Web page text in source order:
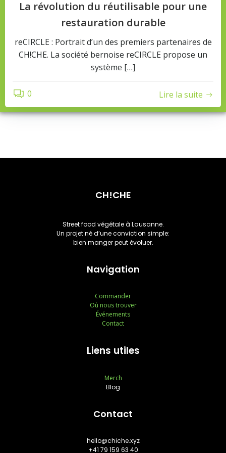
La révolution du réutilisable pour une
restauration durable
reCIRCLE : Portrait d’un des premiers partenaires de
CH!CHE. La société bernoise reCIRCLE propose un
système […]
0 Lire la suite
CH!CHE
Navigation
Liens utiles
Contact
Street food végétale à Lausanne.
Un projet né d’une conviction simple:
bien manger peut évoluer.
Commander
Où nous trouver
Événements
Contact
Merch
Blog
hello@chiche.xyz
+41 79 159 63 40